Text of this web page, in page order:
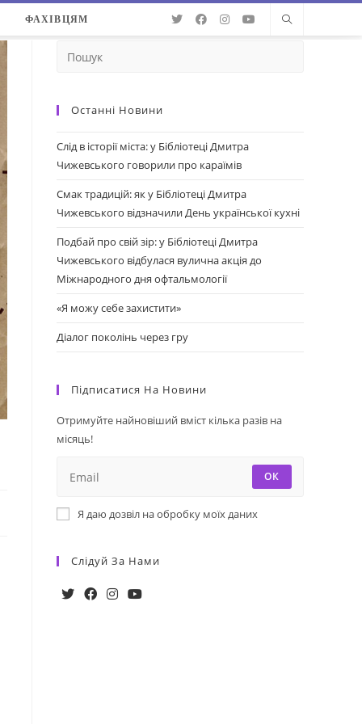
ФАХІВЦЯМ
Останні Новини
Слід в історії міста: у Бібліотеці Дмитра
Чижевського говорили про караїмів
Смак традицій: як у Бібліотеці Дмитра
Чижевського відзначили День української кухні
Подбай про свій зір: у Бібліотеці Дмитра
Чижевського відбулася вулична акція до
Міжнародного дня офтальмології
«Я можу себе захистити»
Діалог поколінь через гру
Підписатися На Новини
Отримуйте найновіший вміст кілька разів на
місяць!
ОК
Я даю дозвіл на обробку моїх даних
Слідуй За Нами